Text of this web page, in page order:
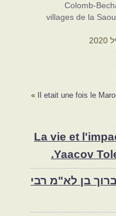
Colomb-
villages de la
Il etait une fois le
»
La vie et
Yaacov
בן לא"מ רבי